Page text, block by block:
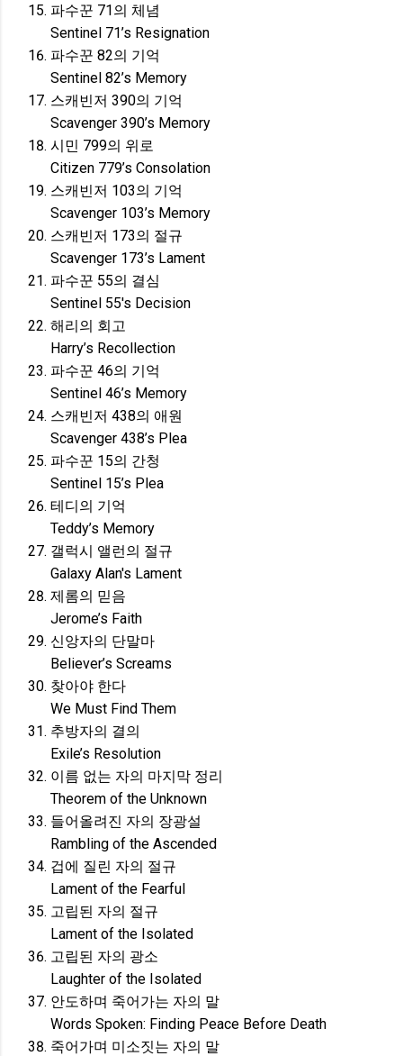
파수꾼 71의 체념
Sentinel 71’s Resignation
파수꾼 82의 기억
Sentinel 82’s Memory
스캐빈저 390의 기억
Scavenger 390’s Memory
시민 799의 위로
Citizen 779’s Consolation
스캐빈저 103의 기억
Scavenger 103’s Memory
스캐빈저 173의 절규
Scavenger 173’s Lament
파수꾼 55의 결심
Sentinel 55's Decision
해리의 회고
Harry’s Recollection
파수꾼 46의 기억
Sentinel 46’s Memory
스캐빈저 438의 애원
Scavenger 438’s Plea
파수꾼 15의 간청
Sentinel 15’s Plea
테디의 기억
Teddy’s Memory
갤럭시 앨런의 절규
Galaxy Alan's Lament
제롬의 믿음
Jerome’s Faith
신앙자의 단말마
Believer’s Screams
찾아야 한다
We Must Find Them
추방자의 결의
Exile’s Resolution
이름 없는 자의 마지막 정리
Theorem of the Unknown
들어올려진 자의 장광설
Rambling of the Ascended
겁에 질린 자의 절규
Lament of the Fearful
고립된 자의 절규
Lament of the Isolated
고립된 자의 광소
Laughter of the Isolated
안도하며 죽어가는 자의 말
Words Spoken: Finding Peace Before Death
죽어가며 미소짓는 자의 말